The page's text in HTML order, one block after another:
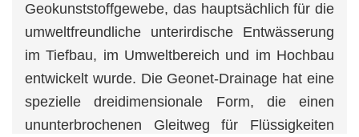
Geokunststoffgewebe, das hauptsächlich für die
umweltfreundliche unterirdische Entwässerung
im Tiefbau, im Umweltbereich und im Hochbau
entwickelt wurde. Die Geonet-Drainage hat eine
spezielle dreidimensionale Form, die einen
ununterbrochenen Gleitweg für Flüssigkeiten